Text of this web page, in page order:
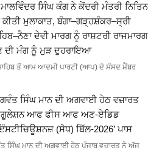
ਸਿੰਘ ਕੰਗ ਨੇ ਕੇਂਦਰੀ ਮੰਤਰੀ ਨਿਤਿਨ
ਮੁਲਾਕਾਤ, ਬੰਗਾ–ਗੜ੍ਹਸ਼ੰਕਰ–ਸ੍ਰੀ
ਦੇਵੀ ਮਾਰਗ ਨੂੰ ਰਾਸ਼ਟਰੀ ਰਾਜਮਾਰਗ
ਦੀ ਮੰਗ ਨੂੰ ਮੁੜ ਦੁਹਰਾਇਆ
ਤੋਂ ਆਮ ਆਦਮੀ ਪਾਰਟੀ (ਆਪ) ਦੇ ਸੰਸਦ ਮੈਂਬਰ
ਸਿੰਘ ਮਾਨ ਦੀ ਅਗਵਾਈ ਹੇਠ ਵਜ਼ਾਰਤ
ਆਫ ਫੀਸ ਆਫ ਅਣ-ਏਡਿਡ
(ਸੋਧ) ਬਿੱਲ-2026’ ਪਾਸ
ਸਿੰਘ ਮਾਨ ਦੀ ਅਗਵਾਈ ਹੇਠ ਪੰਜਾਬ ਵਜ਼ਾਰਤ ਨੇ ਅੱਜ